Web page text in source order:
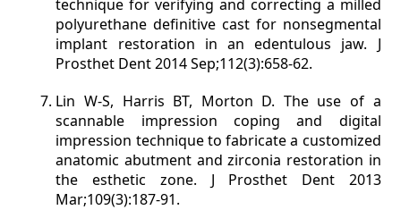
technique for verifying and correcting a milled
polyurethane definitive cast for nonsegmental
implant restoration in an edentulous jaw. J
Prosthet Dent 2014 Sep;112(3):658-62.
Lin W-S, Harris BT, Morton D. The use of a
scannable impression coping and digital
impression technique to fabricate a customized
anatomic abutment and zirconia restoration in
the esthetic zone. J Prosthet Dent 2013
Mar;109(3):187-91.